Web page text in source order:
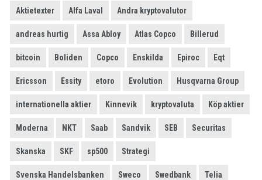
Aktietexter Alfa Laval Andra kryptovalutor
andreas hurtig Assa Abloy Atlas Copco Billerud
bitcoin Boliden Copco Enskilda Epiroc Eqt
Ericsson Essity etoro Evolution Husqvarna Group
internationella aktier Kinnevik kryptovaluta Köp aktier
Moderna NKT Saab Sandvik SEB Securitas
Skanska SKF sp500 Strategi
Svenska Handelsbanken Sweco Swedbank Telia